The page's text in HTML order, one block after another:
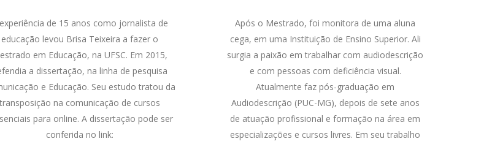
de 15 anos como jornalista de
educação levou Brisa Teixeira a fazer o
em Educação, na UFSC. Em 2015,
a dissertação, na linha de pesquisa
e Educação. Seu estudo tratou da
transposição na comunicação de cursos
para online. A dissertação pode ser
conferida no link:
Após o Mestrado, foi monitora de uma aluna
cega, em uma Instituição de Ensino Superior. Ali
surgia a paixão em trabalhar com audiodescrição
e com pessoas com deficiência visual.
Atualmente faz pós-graduação em
Audiodescrição (PUC-MG), depois de sete anos
de atuação profissional e formação na área em
especializações e cursos livres. Em seu trabalho